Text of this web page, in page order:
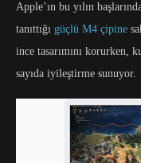
Apple’ın bu yılın
tanıttığı güçlü M4 çipine
ince tasarımını korurken,
sayıda iyileştirme sunuyor.